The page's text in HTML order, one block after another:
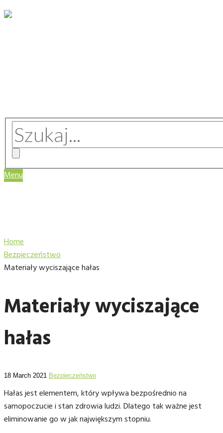
Menu
Home
Bezpieczeństwo
Materiały wyciszające hałas
Materiały wyciszające
hałas
18 March 2021 Bezpieczeństwo
Hałas jest elementem, który wpływa bezpośrednio na
samopoczucie i stan zdrowia ludzi. Dlatego tak ważne jest
eliminowanie go w jak największym stopniu.